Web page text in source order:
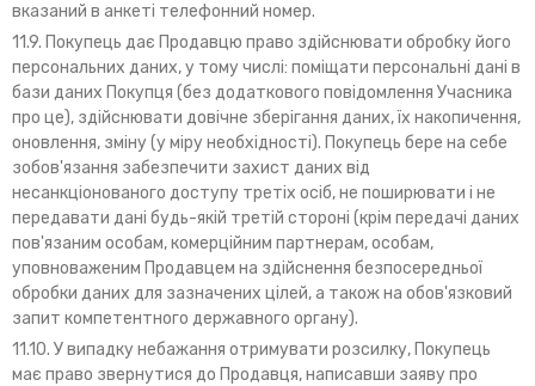
вказаний в анкеті телефонний номер.
11.9. Покупець дає Продавцю право здійснювати обробку його
персональних даних, у тому числі: поміщати персональні дані в
бази даних Покупця (без додаткового повідомлення Учасника
про це), здійснювати довічне зберігання даних, їх накопичення,
оновлення, зміну (у міру необхідності). Покупець бере на себе
зобов'язання забезпечити захист даних від
несанкціонованого доступу третіх осіб, не поширювати і не
передавати дані будь-якій третій стороні (крім передачі даних
пов'язаним особам, комерційним партнерам, особам,
уповноваженим Продавцем на здійснення безпосередньої
обробки даних для зазначених цілей, а також на обов'язковий
запит компетентного державного органу).
11.10. У випадку небажання отримувати розсилку, Покупець
має право звернутися до Продавця, написавши заяву про